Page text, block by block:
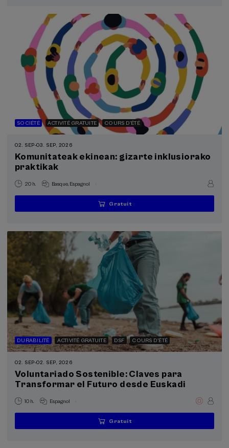
SOCIÉTÉ ACTIVITÉ GRATUITE COURS D'ÉTÉ
02. SEP-03. SEP, 2026
Komunitateak ekinean: gizarte inklusiorako
praktikak
20 h. Basque Espagnol .
...
Gratuit
Dernières
places
Gratuit
Date
passée
Liste
d'attente
Période
d'inscription
DURABILITÉ ACTIVITÉ GRATUITE DSF COURS D'ÉTÉ
02. SEP-02. SEP, 2026
Voluntariado Sostenible: Claves para
Transformar el Futuro desde Euskadi
10 h. Espagnol .
...
Gratuit
Dernières
places
Gratuit
Date
passée
Liste
d'attente
Période
d'inscription